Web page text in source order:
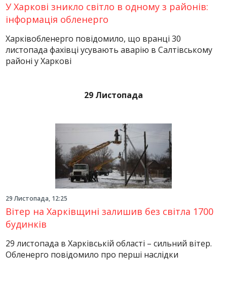
У Харкові зникло світло в одному з районів:
інформація обленерго
Харківобленерго повідомило, що вранці 30
листопада фахівці усувають аварію в Салтівському
районі у Харкові
29 Листопада
29 Листопада, 12:25
Вітер на Харківщині залишив без світла 1700
будинків
29 листопада в Харківській області – сильний вітер.
Обленерго повідомило про перші наслідки